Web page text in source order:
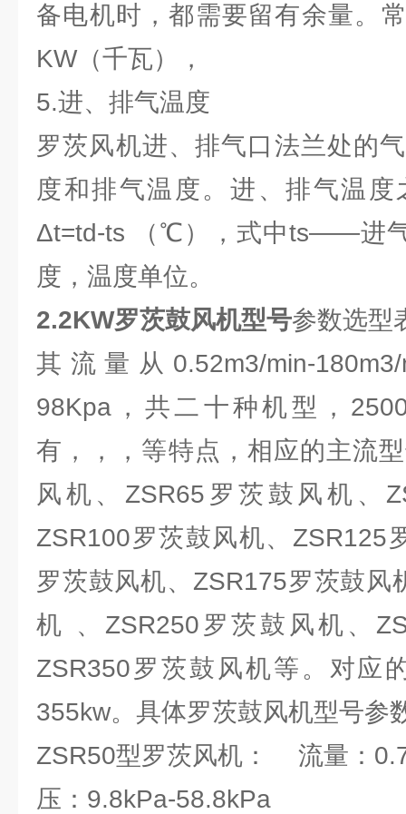
备电机时，都需要留有余量。
KW（千瓦），
5.进、排气温度
罗茨风机进、排气口法兰处的
度和排气温度。进、排气温
Δt=td-ts （℃），式中ts——进
度，温度单位。
2.2KW罗茨鼓风机型号参数选型
其流量从0.52m3/min-
98Kpa，共二十种机型，
有，，，等特点，相应的主流
风机、ZSR65罗茨鼓风机、
ZSR100罗茨鼓风机、ZSR125
罗茨鼓风机、ZSR175罗茨鼓风
机 、ZSR250罗茨鼓风机、
ZSR350罗茨鼓风机等。对应
355kw。具体罗茨鼓风机型号参
ZSR50型罗茨风机： 流量：
压：9.8kPa-58.8kPa